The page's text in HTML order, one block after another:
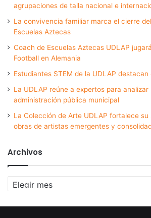
agrupaciones de talla nacional e
La convivencia familiar marca el cierre
Escuelas Aztecas
Coach de Escuelas Aztecas UDLAP
Football en Alemania
Estudiantes STEM de la UDLAP
La UDLAP reúne a expertos para analizar
administración pública municipal
La Colección de Arte UDLAP fortalece
obras de artistas emergentes y
Archivos
Archivos